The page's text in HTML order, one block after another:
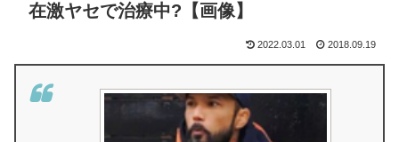
在激ヤセで治療中?【画像】
2022.03.01 2018.09.19